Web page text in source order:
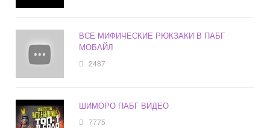
ВСЕ МИФИЧЕСКИЕ РЮКЗАКИ В ПАБГ
МОБАЙЛ
2487
ШИМОРО ПАБГ ВИДЕО
7775